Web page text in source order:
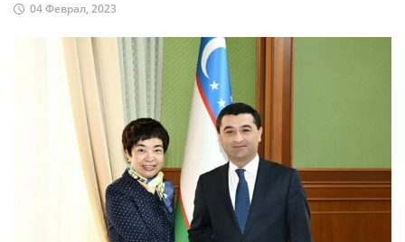
04 Феврал, 2023